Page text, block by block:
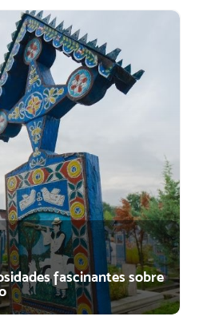
fascinantes sobre